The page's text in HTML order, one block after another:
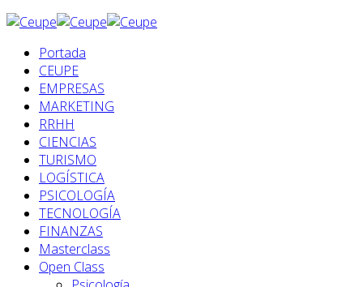
Portada
CEUPE
EMPRESAS
MARKETING
RRHH
CIENCIAS
TURISMO
LOGÍSTICA
PSICOLOGÍA
TECNOLOGÍA
FINANZAS
Masterclass
Open Class